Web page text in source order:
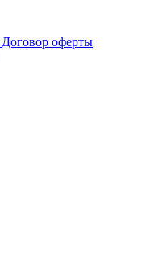
Договор оферты